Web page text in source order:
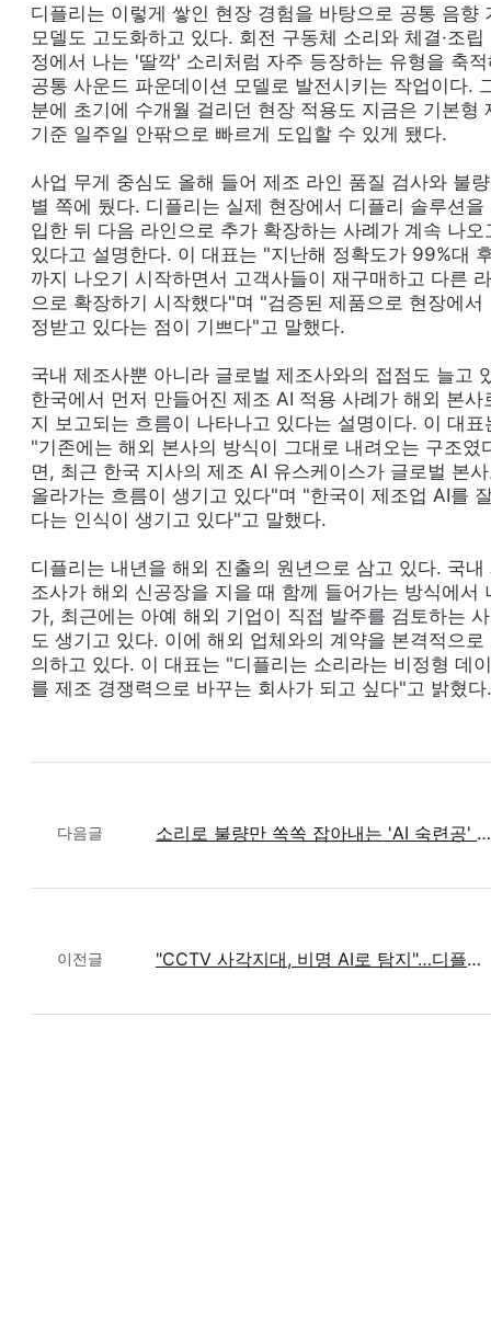
디플리는 이렇게 쌓인 현장 경험을 바탕으로 공통 음향
모델도 고도화하고 있다. 회전 구동체 소리와 체결·조립
정에서 나는 '딸깍' 소리처럼 자주 등장하는 유형을 축
공통 사운드 파운데이션 모델로 발전시키는 작업이다.
분에 초기에 수개월 걸리던 현장 적용도 지금은 기본형
기준 일주일 안팎으로 빠르게 도입할 수 있게 됐다.
사업 무게 중심도 올해 들어 제조 라인 품질 검사와 불
별 쪽에 뒀다. 디플리는 실제 현장에서 디플리 솔루션을
입한 뒤 다음 라인으로 추가 확장하는 사례가 계속 나오
있다고 설명한다. 이 대표는 "지난해 정확도가 99%대
까지 나오기 시작하면서 고객사들이 재구매하고 다른
으로 확장하기 시작했다"며 "검증된 제품으로 현장에서
정받고 있다는 점이 기쁘다"고 말했다.
국내 제조사뿐 아니라 글로벌 제조사와의 접점도 늘고
한국에서 먼저 만들어진 제조 AI 적용 사례가 해외 본사
지 보고되는 흐름이 나타나고 있다는 설명이다. 이 대표
"기존에는 해외 본사의 방식이 그대로 내려오는 구조였
면, 최근 한국 지사의 제조 AI 유스케이스가 글로벌 본
올라가는 흐름이 생기고 있다"며 "한국이 제조업 AI를
다는 인식이 생기고 있다"고 말했다.
디플리는 내년을 해외 진출의 원년으로 삼고 있다. 국내
조사가 해외 신공장을 지을 때 함께 들어가는 방식에서
가, 최근에는 아예 해외 기업이 직접 발주를 검토하는
도 생기고 있다. 이에 해외 업체와의 계약을 본격적으로
의하고 있다. 이 대표는 "디플리는 소리라는 비정형 데
를 제조 경쟁력으로 바꾸는 회사가 되고 싶다"고 밝혔다.
다음글 소리로 불량만 쏙쏙 잡아내는 'AI 숙련공' 떴다…해외서도 러브콜
이전글 "CCTV 사각지대, 비명 AI로 탐지"…디플리, 싱가포르 안전시장 도전장